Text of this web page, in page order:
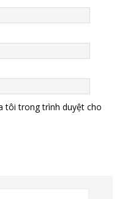
tôi trong trình duyệt cho